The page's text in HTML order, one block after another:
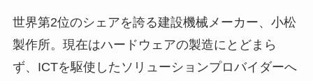
世界第2位のシェアを誇る建設機械メーカー、小松
製作所。現在はハードウェアの製造にとどまら
ず、ICTを駆使したソリューションプロバイダーへ